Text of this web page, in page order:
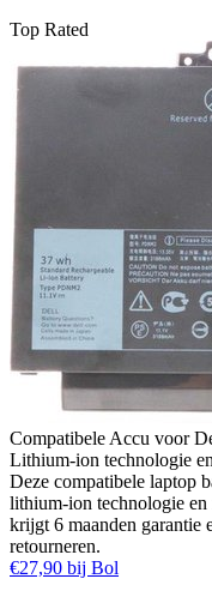
Top Rated
Compatibele Accu voor
Lithium-ion technologie
Deze compatibele laptop
lithium-ion technologie
krijgt 6 maanden garantie
retourneren.
€27,90 bij Bol